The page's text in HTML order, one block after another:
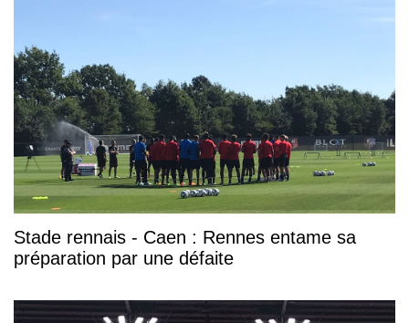
Stade rennais - Caen : Rennes entame sa
préparation par une défaite